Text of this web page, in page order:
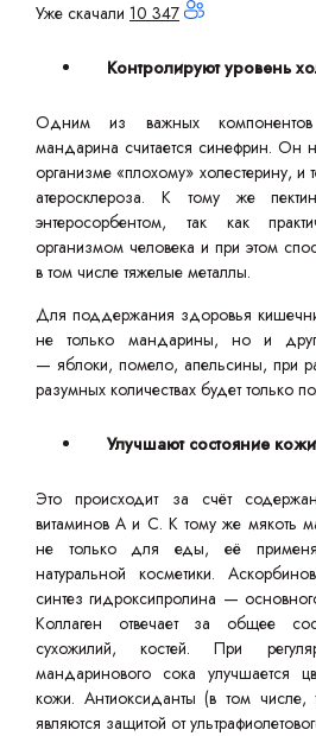
Уже скачали 10 347
Контролируют уровень
Одним из важных компонентов
мандарина считается синефрин. Он
организме «плохому» холестерину,
атеросклероза. К тому же
энтеросорбентом, так как
организмом человека и при этом
в том числе тяжелые металлы.
Для поддержания здоровья
не только мандарины, но и
— яблоки, помело, апельсины, при
разумных количествах будет только
Улучшают состояние
Это происходит за счёт
витаминов А и С. К тому же мякоть
не только для еды, её
натуральной косметики.
синтез гидроксипролина —
Коллаген отвечает за общее
сухожилий, костей. При
мандаринового сока улучшается
кожи. Антиоксиданты (в том
являются защитой от